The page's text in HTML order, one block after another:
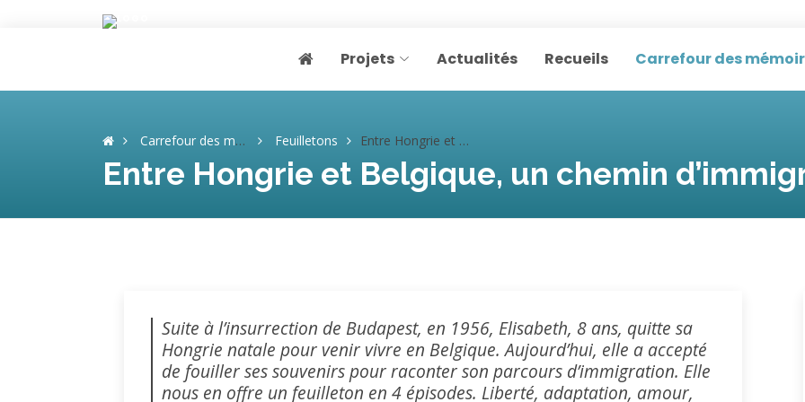
Page home
Projets Actualités Recueils Carrefour des
Carrefour des mémoires Feuilletons Entre Hongrie et Belgique, un chemin d’immigration (Elisabeth H.)
Entre Hongrie et Belgique, un chemin
Suite à l’insurrection de Budapest, en 1956, Elisabeth, 8 ans, quitte sa
Hongrie natale pour venir vivre en Belgique. Aujourd’hui, elle a accepté
de fouiller ses souvenirs pour raconter son parcours d’immigration. Elle
nous en offre un feuilleton en 4 épisodes. Liberté, adaptation, amour,